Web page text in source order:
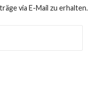
via E-Mail zu erhalten.